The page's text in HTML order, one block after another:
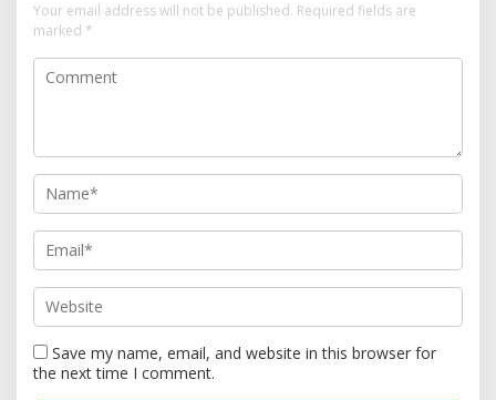
Your email address will not be published. Required fields are
marked *
Save my name, email, and website in this browser for
the next time I comment.